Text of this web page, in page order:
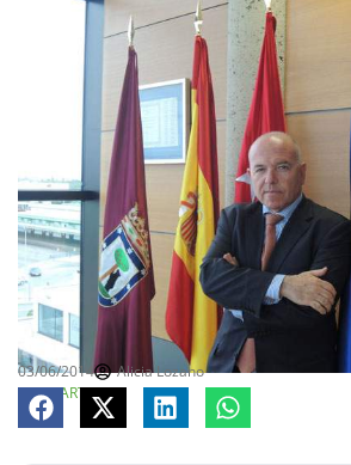
03/06/2014
Alicia Lozano
COMPARTE